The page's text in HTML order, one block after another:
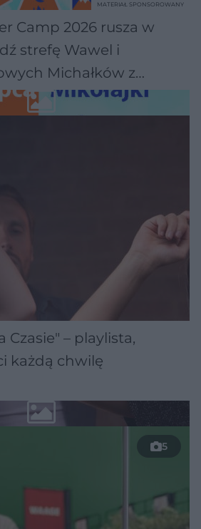
Camp 2026 rusza w
strefę Wawel i
Michałków z
MATERIAŁ SPONSOROWANY
Czasie" – playlista,
każdą chwilę
5